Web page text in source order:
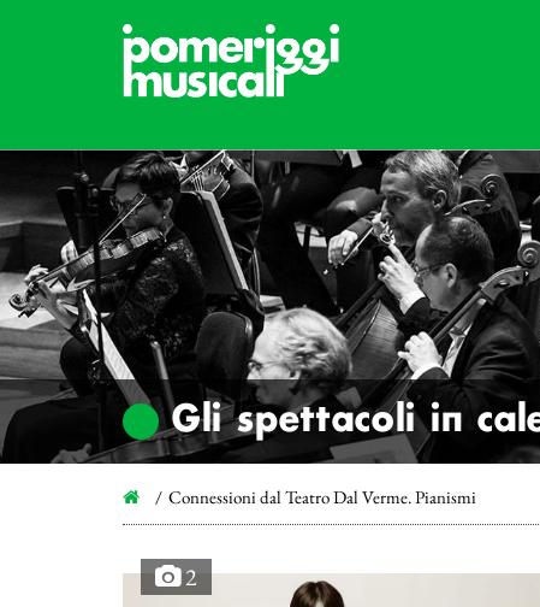
Gli spettacoli in
Connessioni dal Teatro Dal Verme. Pianismi
2